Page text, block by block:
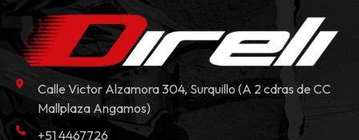
Calle Victor Alzamora 304, Surquillo (A 2 cdras de CC
Mallplaza Angamos)
+51 4467726